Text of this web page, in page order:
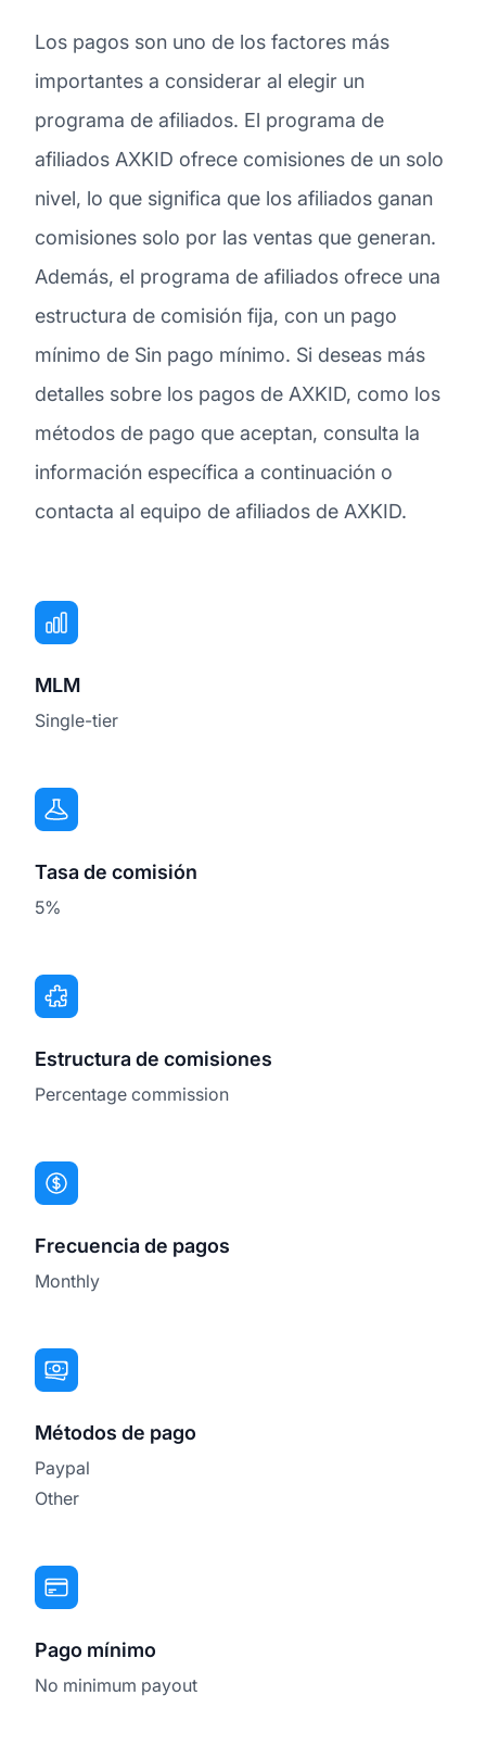
Los pagos son uno de los factores más
importantes a considerar al elegir un
programa de afiliados. El programa de
afiliados AXKID ofrece comisiones de un solo
nivel, lo que significa que los afiliados ganan
comisiones solo por las ventas que generan.
Además, el programa de afiliados ofrece una
estructura de comisión fija, con un pago
mínimo de Sin pago mínimo. Si deseas más
detalles sobre los pagos de AXKID, como los
métodos de pago que aceptan, consulta la
información específica a continuación o
contacta al equipo de afiliados de AXKID.
MLM
Single-tier
Tasa de comisión
5%
Estructura de comisiones
Percentage commission
Frecuencia de pagos
Monthly
Métodos de pago
Paypal
Other
Pago mínimo
No minimum payout